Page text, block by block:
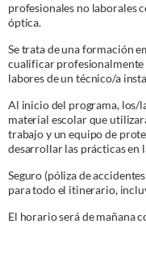
profesionales no laborales
óptica.
Se trata de una formación
cualificar profesionalmente
labores de un técnico/a
Al inicio del programa, los/
material escolar que
trabajo y un equipo de
desarrollar las prácticas en
Seguro (póliza de
para todo el itinerario,
El horario será de mañana